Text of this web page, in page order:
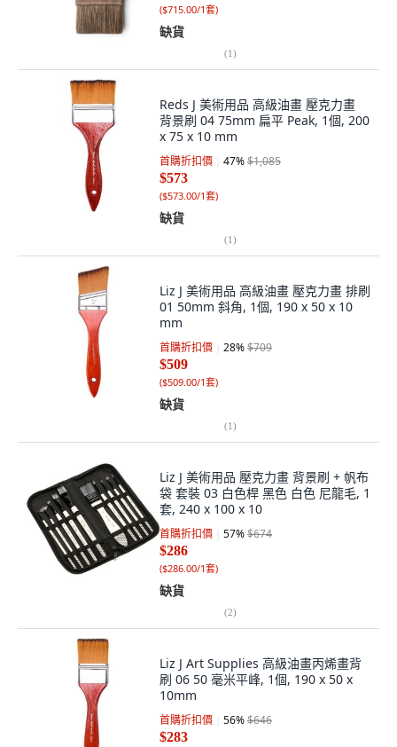
($715.00/1套)
缺貨
(1)
Reds J 美術用品 高級油畫 壓克力畫
背景刷 04 75mm 扁平 Peak, 1個, 200
x 75 x 10 mm
首購折扣價 47%$1,085
$573
($573.00/1套)
缺貨
(1)
Liz J 美術用品 高級油畫 壓克力畫 排刷
01 50mm 斜角, 1個, 190 x 50 x 10
mm
首購折扣價 28%$709
$509
($509.00/1套)
缺貨
(1)
Liz J 美術用品 壓克力畫 背景刷 + 帆布
袋 套裝 03 白色桿 黑色 白色 尼龍毛, 1
套, 240 x 100 x 10
首購折扣價 57%$674
$286
($286.00/1套)
缺貨
(2)
Liz J Art Supplies 高級油畫丙烯畫背
刷 06 50 毫米平峰, 1個, 190 x 50 x
10mm
首購折扣價 56%$646
$283